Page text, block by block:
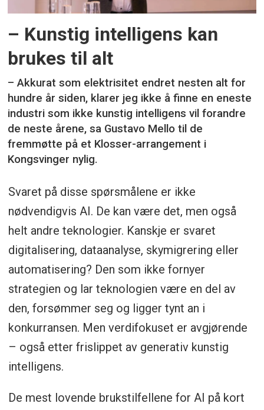
– Kunstig intelligens kan
brukes til alt
– Akkurat som elektrisitet endret nesten alt for
hundre år siden, klarer jeg ikke å finne en eneste
industri som ikke kunstig intelligens vil forandre
de neste årene, sa Gustavo Mello til de
fremmøtte på et Klosser-arrangement i
Kongsvinger nylig.
Svaret på disse spørsmålene er ikke
nødvendigvis AI. De kan være det, men også
helt andre teknologier. Kanskje er svaret
digitalisering, dataanalyse, skymigrering eller
automatisering? Den som ikke fornyer
strategien og lar teknologien være en del av
den, forsømmer seg og ligger tynt an i
konkurransen. Men verdifokuset er avgjørende
– også etter frislippet av generativ kunstig
intelligens.
De mest lovende brukstilfellene for AI på kort